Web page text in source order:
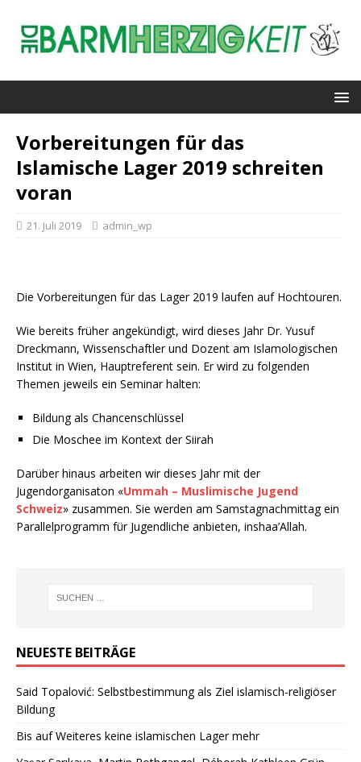
Vorbereitungen für das
Islamische Lager 2019 schreiten
voran
21. Juli 2019 admin_wp
Die Vorbereitungen für das Lager 2019 laufen auf Hochtouren.
Wie bereits früher angekündigt, wird dieses Jahr Dr. Yusuf
Dreckmann, Wissenschaftler und Dozent am Islamologischen
Institut in Wien, Hauptreferent sein. Er wird zu folgenden
Themen jeweils ein Seminar halten:
Bildung als Chancenschlüssel
Die Moschee im Kontext der Siirah
Darüber hinaus arbeiten wir dieses Jahr mit der
Jugendorganisaton «Ummah – Muslimische Jugend
Schweiz» zusammen. Sie werden am Samstagnachmittag ein
Parallelprogramm für Jugendliche anbieten, inshaa’Allah.
NEUESTE BEITRÄGE
Said Topalović: Selbstbestimmung als Ziel islamisch-religiöser
Bildung
Bis auf Weiteres keine islamischen Lager mehr